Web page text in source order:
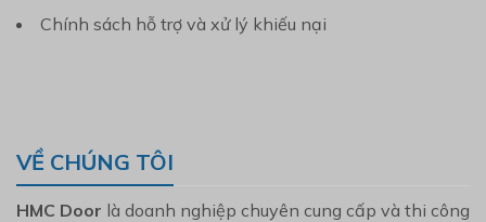
Chính sách hỗ trợ và xử lý khiếu nại
VỀ CHÚNG TÔI
HMC Door là doanh nghiệp chuyên cung cấp và thi công